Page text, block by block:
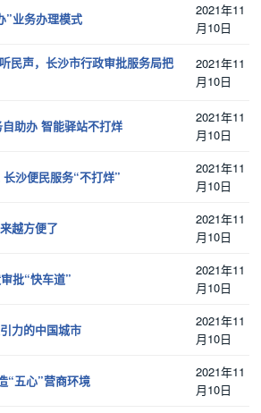
”业务办理模式
2021年11
月10日
民声，长沙市行政审批服务局把
2021年11
月10日
助办 智能驿站不打烊
2021年11
月10日
沙便民服务“不打烊”
2021年11
月10日
越方便了
2021年11
月10日
批“快车道”
2021年11
月10日
力的中国城市
2021年11
月10日
“五心”营商环境
2021年11
月10日